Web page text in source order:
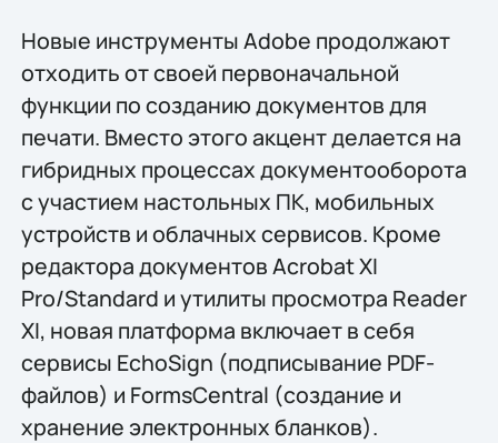
Новые инструменты Adobe продолжают
отходить от своей первоначальной
функции по созданию документов для
печати. Вместо этого акцент делается на
гибридных процессах документооборота
с участием настольных ПК, мобильных
устройств и облачных сервисов. Кроме
редактора документов Acrobat XI
Pro/Standard и утилиты просмотра Reader
XI, новая платформа включает в себя
сервисы EchoSign (подписывание PDF-
файлов) и FormsCentral (создание и
хранение электронных бланков).